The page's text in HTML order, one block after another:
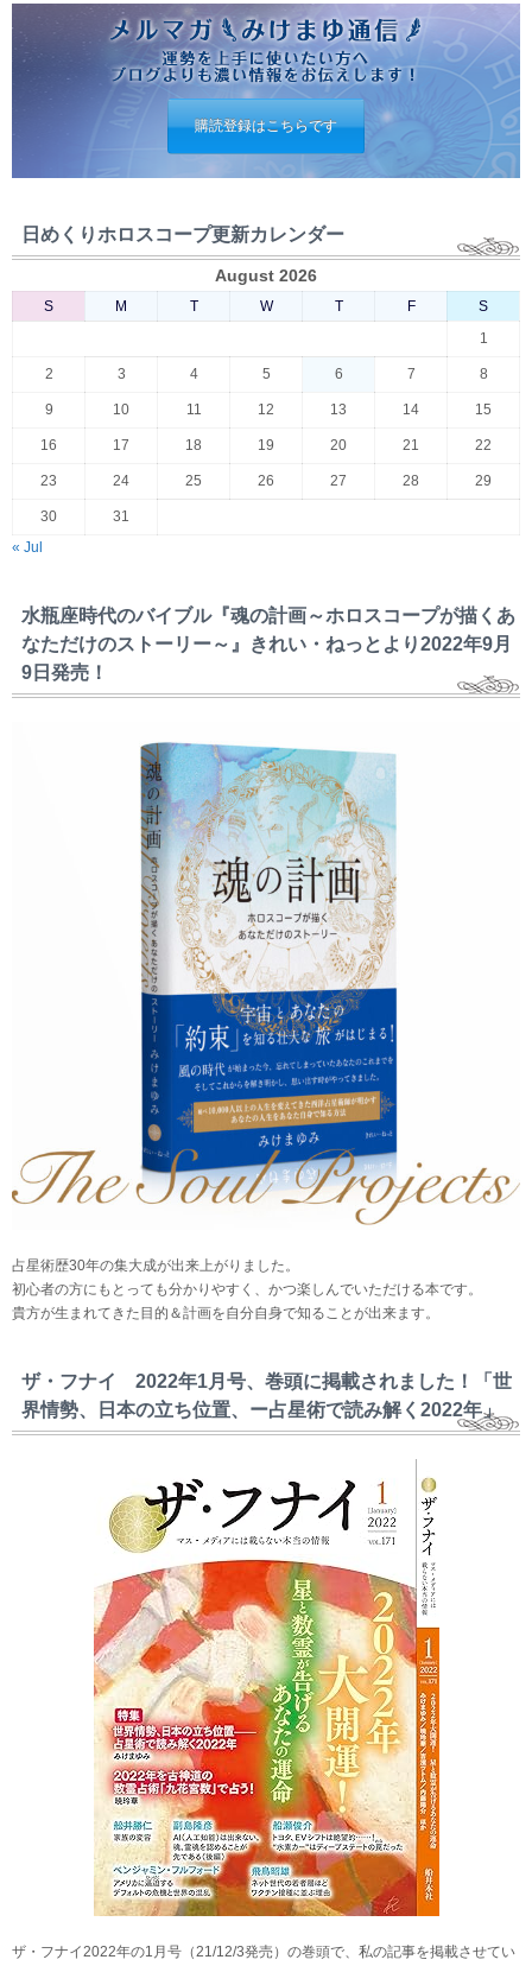
購読登録はこちらです
日めくりホロスコープ更新カレンダー
August 2026
S M T W T F
S
1
2 3 4 5 6 7 8
9 10 11 12 13 14 15
16 17 18 19 20 21 22
23 24 25 26 27 28 29
30
31
« Jul
水瓶座時代のバイブル『魂の計画～ホロスコープが描くあ
なただけのストーリー～』きれい・ねっとより2022年9月
9日発売！
占星術歴30年の集大成が出来上がりました。
初心者の方にもとっても分かりやすく、かつ楽しんでいただける本です。
貴方が生まれてきた目的＆計画を自分自身で知ることが出来ます。
ザ・フナイ 2022年1月号、巻頭に掲載されました！「世
界情勢、日本の立ち位置、ー占星術で読み解く2022年」
ザ・フナイ2022年の1月号（21/12/3発売）の巻頭で、私の記事を掲載させてい